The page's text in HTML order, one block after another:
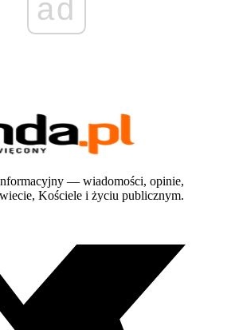
ad
— wiadomości, opinie,
Kościele i życiu publicznym.